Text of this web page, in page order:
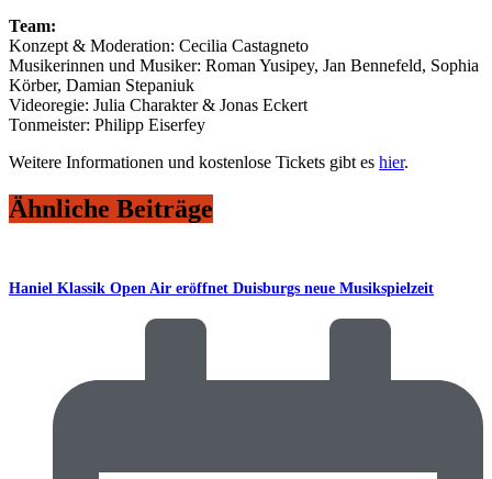
Team:
Konzept & Moderation: Cecilia Castagneto
Musikerinnen und Musiker: Roman Yusipey, Jan Bennefeld, Sophia
Körber, Damian Stepaniuk
Videoregie: Julia Charakter & Jonas Eckert
Tonmeister: Philipp Eiserfey
Weitere Informationen und kostenlose Tickets gibt es hier.
Ähnliche Beiträge
Haniel Klassik Open Air eröffnet Duisburgs neue Musikspielzeit